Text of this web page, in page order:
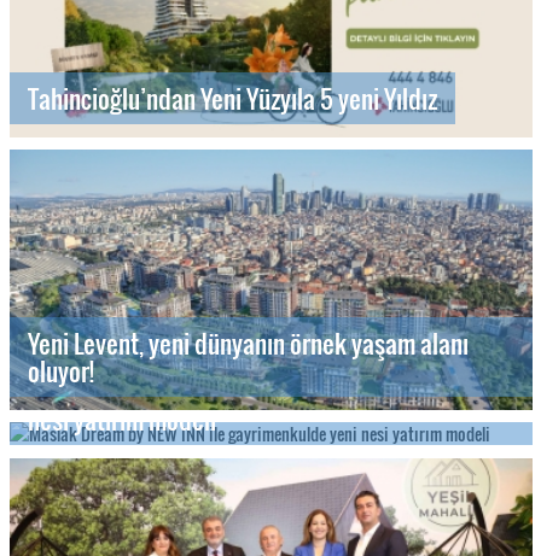
Tahincioğlu’ndan Yeni Yüzyıla 5 yeni Yıldız
Yeni Levent, yeni dünyanın örnek yaşam alanı
oluyor!
Maslak Dream by NEW INN ile gayrimenkulde yeni
nesi yatırım modeli